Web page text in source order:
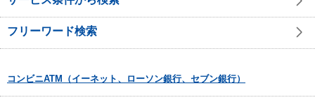
フリーワード検索
コンビニATM（イーネット、ローソン銀行、セブン銀行）